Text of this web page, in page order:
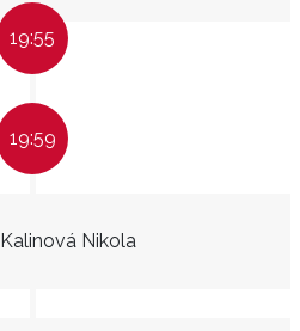
19:55
19:59
Kalinová Nikola